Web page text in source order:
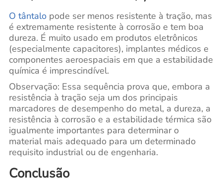
O tântalopode ser menos resistente à tração, mas
é extremamente resistente à corrosão e tem boa
dureza. É muito usado em produtos eletrônicos
(especialmente capacitores), implantes médicos e
componentes aeroespaciais em que a estabilidade
química é imprescindível.
Observação: Essa sequência prova que, embora a
resistência à tração seja um dos principais
marcadores de desempenho do metal, a dureza, a
resistência à corrosão e a estabilidade térmica são
igualmente importantes para determinar o
material mais adequado para um determinado
requisito industrial ou de engenharia.
Conclusão